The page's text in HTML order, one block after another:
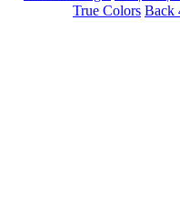
True Colors Back